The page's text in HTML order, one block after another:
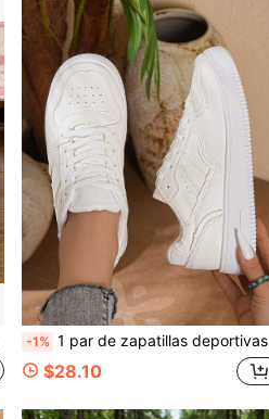
-1% 1 par de zapatillas deportivas blancas casuales de punta redonda con cordones, cómodas y versátiles para mujer
$28.10